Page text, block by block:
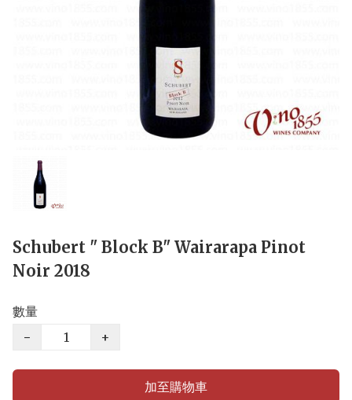
Schubert " Block B" Wairarapa Pinot
Noir 2018
數量
−
+
加至購物車